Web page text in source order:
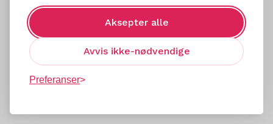
Aksepter alle
Avvis ikke-nødvendige
Preferanser